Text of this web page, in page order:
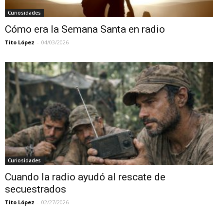
Curiosidades
Cómo era la Semana Santa en radio
Tito López - 04/03/2026
Curiosidades
Cuando la radio ayudó al rescate de
secuestrados
Tito López - 02/27/2026